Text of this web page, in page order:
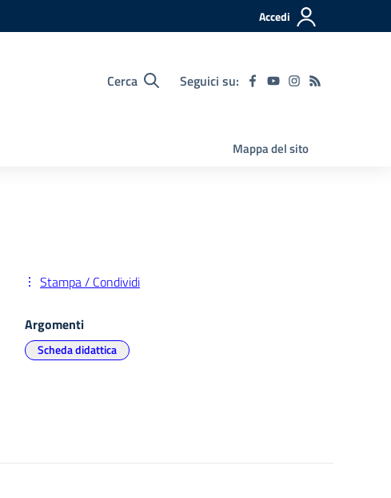
Accedi
Cerca Seguici su:
Mappa del sito
Stampa / Condividi
Argomenti
Scheda didattica